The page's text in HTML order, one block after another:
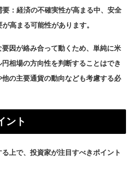
要：経済の不確実性が高まる中、安全
高まる可能性があります。
因が絡み合って動くため、単純に米
相場の方向性を判断することはでき
の主要通貨の動向なども考慮する必
ント
上で、投資家が注目すべきポイント